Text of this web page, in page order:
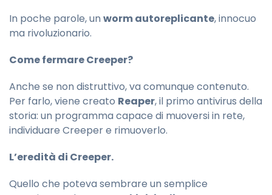
In poche parole, un worm autoreplicante, innocuo
ma rivoluzionario.
Come fermare Creeper?
Anche se non distruttivo, va comunque contenuto.
Per farlo, viene creato Reaper, il primo antivirus della
storia: un programma capace di muoversi in rete,
individuare Creeper e rimuoverlo.
L’eredità di Creeper.
Quello che poteva sembrare un semplice